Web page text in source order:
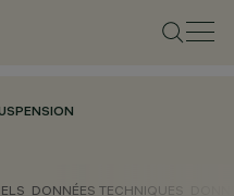
DONNÉES TECHNIQUES